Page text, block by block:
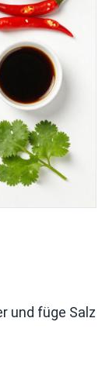
und füge Salz